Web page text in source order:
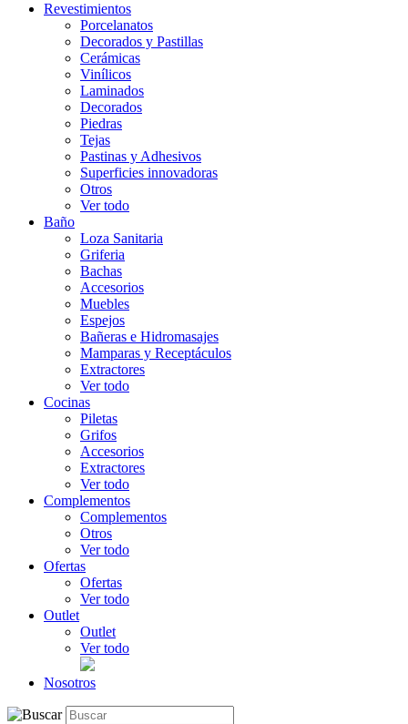
Revestimientos
Porcelanatos
Decorados y Pastillas
Cerámicas
Vinílicos
Laminados
Decorados
Piedras
Tejas
Pastinas y Adhesivos
Superficies innovadoras
Otros
Ver todo
Baño
Loza Sanitaria
Griferia
Bachas
Accesorios
Muebles
Espejos
Bañeras e Hidromasajes
Mamparas y Receptáculos
Extractores
Ver todo
Cocinas
Piletas
Grifos
Accesorios
Extractores
Ver todo
Complementos
Complementos
Otros
Ver todo
Ofertas
Ofertas
Ver todo
Outlet
Outlet
Ver todo
Nosotros